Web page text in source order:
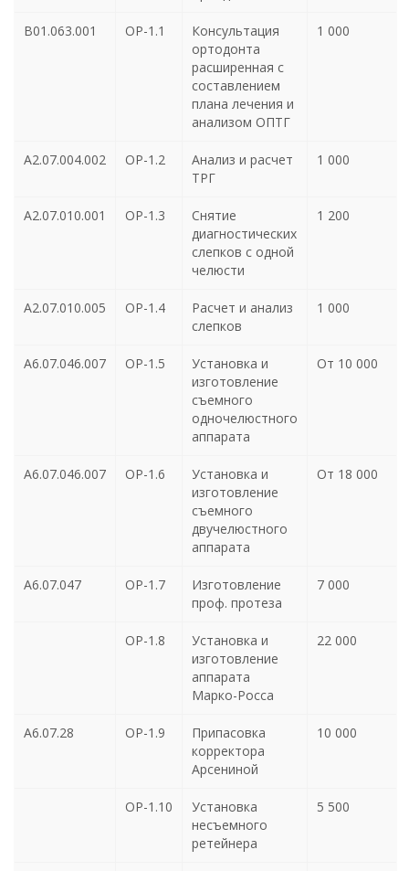
В01.063.001 ОР-1.1
Консультация
ортодонта
расширенная с
составлением
плана лечения и
анализом ОПТГ
1 000
А2.07.004.002 ОР-1.2
Анализ и расчет
ТРГ
1 000
А2.07.010.001 ОР-1.3
Снятие
диагностических
слепков с одной
челюсти
1 200
А2.07.010.005 ОР-1.4
Расчет и анализ
слепков
1 000
А6.07.046.007 ОР-1.5
Установка и
изготовление
съемного
одночелюстного
аппарата
От 10 000
А6.07.046.007 ОР-1.6
Установка и
изготовление
съемного
двучелюстного
аппарата
От 18 000
А6.07.047 ОР-1.7
Изготовление
проф. протеза
7 000
ОР-1.8
Установка и
изготовление
аппарата
Марко-Росса
22 000
А6.07.28 ОР-1.9
Припасовка
корректора
Арсениной
10 000
ОР-1.10
Установка
несъемного
ретейнера
5 500